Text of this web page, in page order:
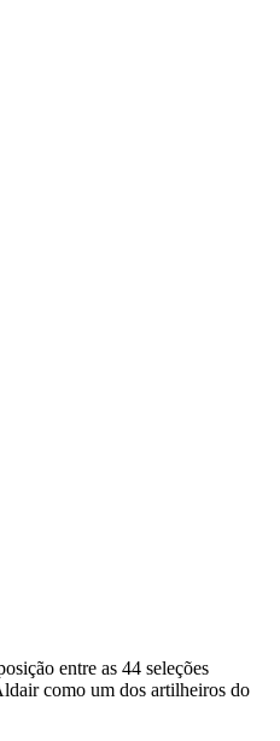
entre as 44 seleções
como um dos artilheiros do